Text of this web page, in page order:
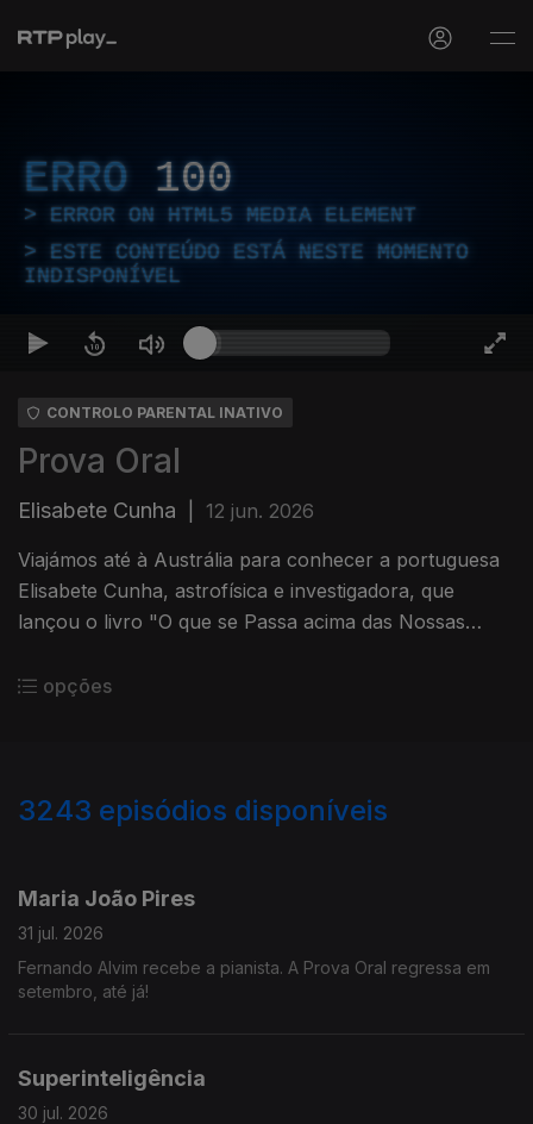
ERRO 100
ERROR ON HTML5 MEDIA ELEMENT
ESTE CONTEÚDO ESTÁ NESTE MOMENTO
INDISPONÍVEL
CONTROLO PARENTAL INATIVO
Prova Oral
Elisabete Cunha 12 jun. 2026
Viajámos até à Austrália para conhecer a portuguesa
Elisabete Cunha, astrofísica e investigadora, que
lançou o livro "O que se Passa acima das Nossas
opções
3243 episódios disponíveis
Maria João Pires
31 jul. 2026
Fernando Alvim recebe a pianista. A Prova Oral regressa em
setembro, até já!
Superinteligência
30 jul. 2026